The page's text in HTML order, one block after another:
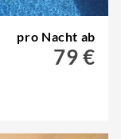
pro Nacht ab
79 €